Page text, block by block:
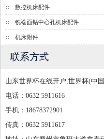
数控机床配件
铣端面钻中心孔机床配件
机床附件
联系方式
山东世界杯在线开户,世界杯(中
电话：0632 5911616
手机：18678372901
传真：0632 5911617